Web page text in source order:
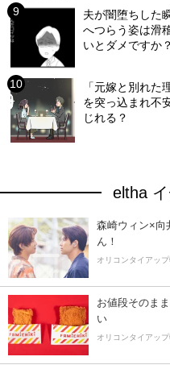
夫が闇堕ちした
へつらう姿は滑
いとダメですか
「元嫁と別れ
を突っ込まれ不
じれる？
eltha
森崎ウィン×向
ん！
オリコンタイアッ
お値段そのま
い
オリコンタイアッ